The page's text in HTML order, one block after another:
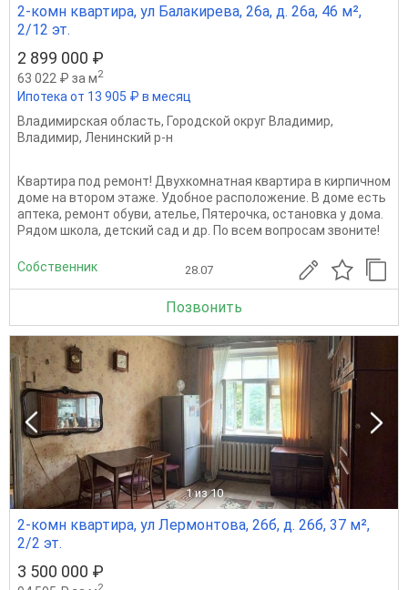
2-комн квартира, ул Балакирева, 26а, д. 26а, 46 м²,
2/12 эт.
2 899 000 ₽
63 022 ₽ за м2
Ипотека от 13 905 ₽ в месяц
Владимирская область, Городской округ Владимир,
Владимир, Ленинский р-н
Квартира под ремонт! Двухкомнатная квартира в кирпичном
доме на втором этаже. Удобное расположение. В доме есть
аптека, ремонт обуви, ателье, Пятерочка, остановка у дома.
Рядом школа, детский сад и др. По всем вопросам звоните!
Собственник 28.07
Позвонить
1 из 10
2-комн квартира, ул Лермонтова, 26б, д. 26б, 37 м²,
2/2 эт.
3 500 000 ₽